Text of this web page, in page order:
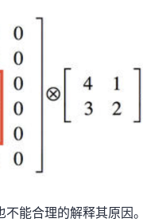
能合理的解释其原因。